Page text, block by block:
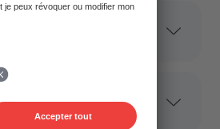
je faire?